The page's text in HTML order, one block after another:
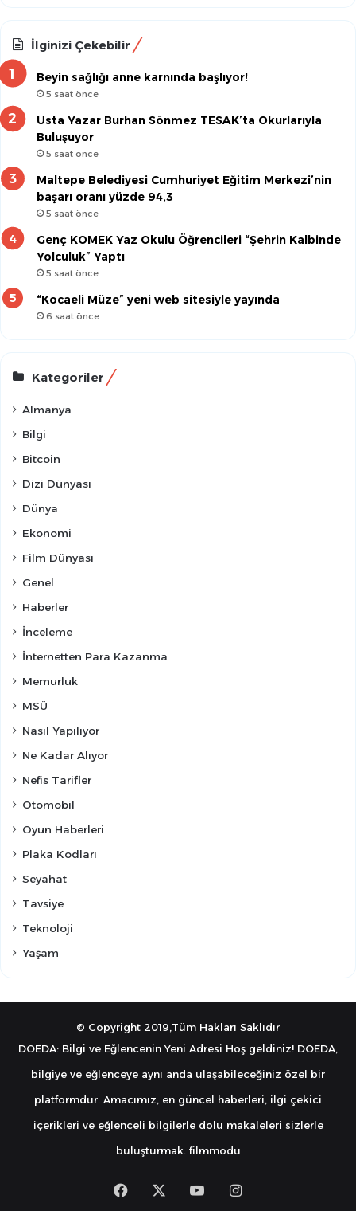
İlginizi Çekebilir
Beyin sağlığı anne karnında başlıyor!
5 saat önce
Usta Yazar Burhan Sönmez TESAK’ta Okurlarıyla
Buluşuyor
5 saat önce
Maltepe Belediyesi Cumhuriyet Eğitim Merkezi’nin
başarı oranı yüzde 94,3
5 saat önce
Genç KOMEK Yaz Okulu Öğrencileri “Şehrin Kalbinde
Yolculuk” Yaptı
5 saat önce
“Kocaeli Müze” yeni web sitesiyle yayında
6 saat önce
Kategoriler
Almanya
Bilgi
Bitcoin
Dizi Dünyası
Dünya
Ekonomi
Film Dünyası
Genel
Haberler
İnceleme
İnternetten Para Kazanma
Memurluk
MSÜ
Nasıl Yapılıyor
Ne Kadar Alıyor
Nefis Tarifler
Otomobil
Oyun Haberleri
Plaka Kodları
Seyahat
Tavsiye
Teknoloji
Yaşam
© Copyright 2019,Tüm Hakları Saklıdır
DOEDA: Bilgi ve Eğlencenin Yeni Adresi Hoş geldiniz! DOEDA,
bilgiye ve eğlenceye aynı anda ulaşabileceğiniz özel bir
platformdur. Amacımız, en güncel haberleri, ilgi çekici
içerikleri ve eğlenceli bilgilerle dolu makaleleri sizlerle
buluşturmak. filmmodu
FacebookYouTubeInstagram